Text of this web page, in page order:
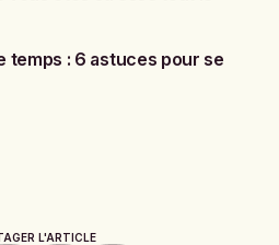
temps : 6 astuces pour se
L'ARTICLE